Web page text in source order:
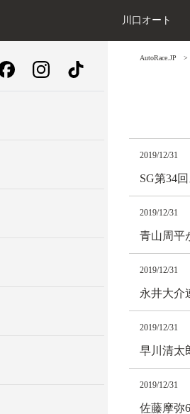
川口オート
AutoRace.JP
2019/12/31
SG第34
2019/12/31
青山周平
2019/12/31
永井大介
2019/12/31
早川清太
2019/12/31
佐藤摩弥